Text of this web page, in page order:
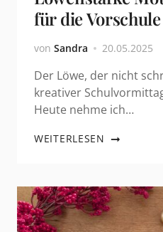
für die Vorschule
von Sandra 20.05.2025
Der Löwe, der nicht
kreativer
Heute nehme ich…
WEITERLESEN